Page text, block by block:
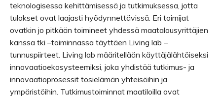
teknologisessa kehittämisessä ja tutkimuksessa, jotta
tulokset ovat laajasti hyödynnettävissä. Eri toimijat
ovatkin jo pitkään toimineet yhdessä maatalousyrittäjien
kanssa tki –toiminnassa täyttäen Living lab –
tunnuspiirteet. Living lab määritellään käyttäjälähtöiseksi
innovaatioekosysteemiksi, joka yhdistää tutkimus- ja
innovaatioprosessit tosielämän yhteisöihin ja
ympäristöihin. Tutkimustoiminnat maatiloilla ovat